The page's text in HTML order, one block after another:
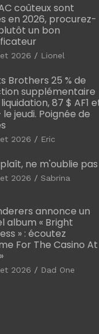
coûteux sont
en 2026, procurez-
un bon
2026 Lionel
Brothers 25 % de
supplémentaire
87 $ AF1
le jeudi. Poignée de
2026 Eric
ne m'oublie pas
2026 Sabrina
annonce un
album « Bright
» : écoutez
For The Casino At
2026 Dad One